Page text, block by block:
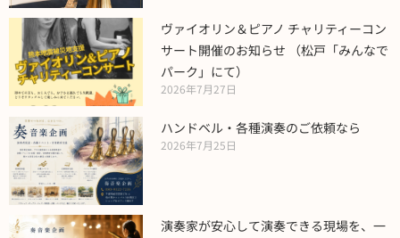
ヴァイオリン＆ピアノ チャリティーコン
サート開催のお知らせ （松戸「みんなで
パーク」にて）
2026年7月27日
ハンドベル・各種演奏のご依頼なら
2026年7月25日
演奏家が安心して演奏できる現場を、一